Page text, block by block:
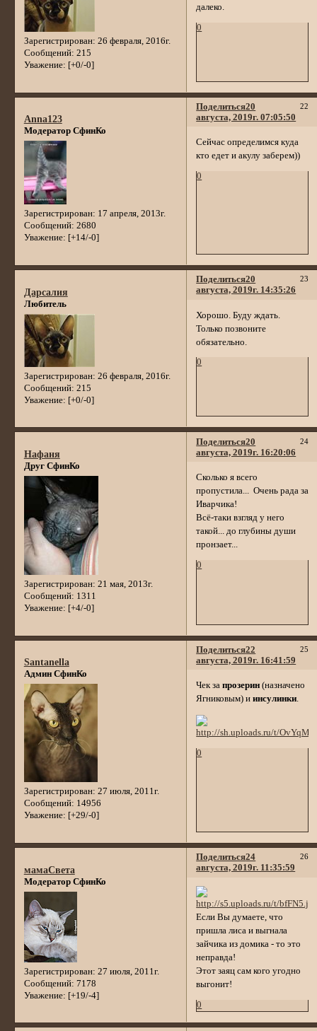
Зарегистрирован: 26 февраля, 2016г.
Сообщений: 215
Уважение: [+0/-0]
далеко.
0
Поделиться 22
20
августа, 2019г. 07:05:50
Anna123
Модератор СфинКо
Зарегистрирован: 17 апреля, 2013г.
Сообщений: 2680
Уважение: [+14/-0]
Сейчас определимся куда
кто едет и акулу заберем))
0
Поделиться 23
20
августа, 2019г. 14:35:26
Дарсалия
Любитель
Зарегистрирован: 26 февраля, 2016г.
Сообщений: 215
Уважение: [+0/-0]
Хорошо. Буду ждать.
Только позвоните
обязательно.
0
Поделиться 24
20
августа, 2019г. 16:20:06
Нафаня
Друг СфинКо
Зарегистрирован: 21 мая, 2013г.
Сообщений: 1311
Уважение: [+4/-0]
Сколько я всего
пропустила... Очень рада за
Иварчика!
Всё-таки взгляд у него
такой... до глубины души
пронзает...
0
Поделиться 25
22
августа, 2019г. 16:41:59
Santanella
Админ СфинКо
Зарегистрирован: 27 июля, 2011г.
Сообщений: 14956
Уважение: [+29/-0]
Чек запрозерин (назначено
Ягниковым) иинсулинки.
0
Поделиться 26
24
августа, 2019г. 11:35:59
мамаСвета
Модератор СфинКо
Зарегистрирован: 27 июля, 2011г.
Сообщений: 7178
Уважение: [+19/-4]
Если Вы думаете, что
пришла лиса и выгнала
зайчика из домика - то это
неправда!
Этот заяц сам кого угодно
выгонит!
0